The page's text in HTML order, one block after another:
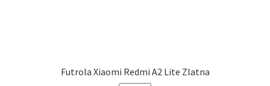
Futrola Xiaomi Redmi A2 Lite Zlatna